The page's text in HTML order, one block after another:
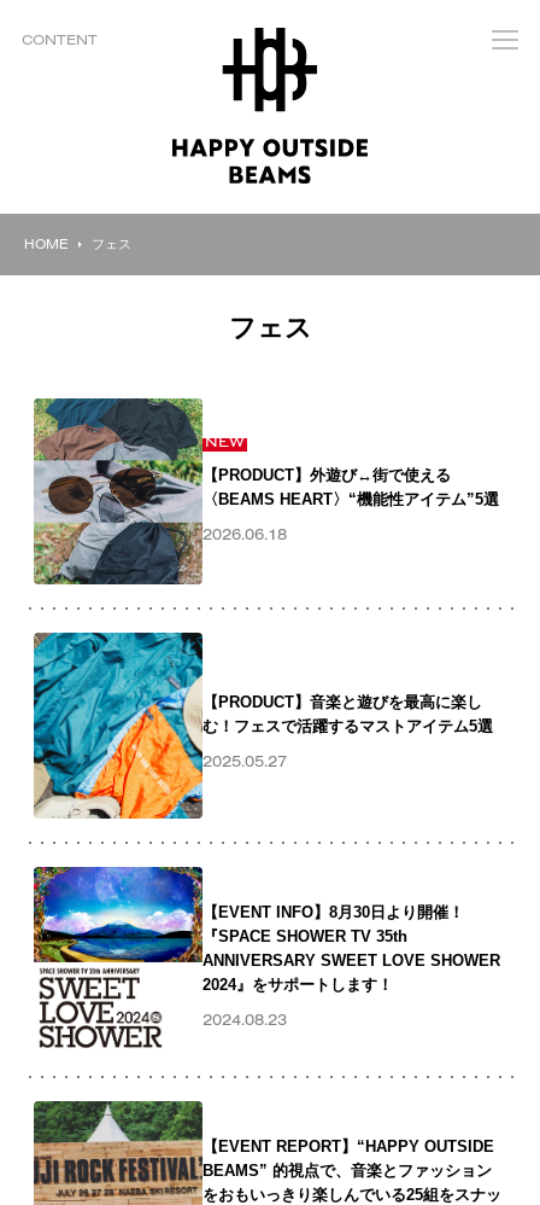
CONTENT
HOME フェス
フェス
NEW
【PRODUCT】外遊び↔︎街で使える
〈BEAMS HEART〉“機能性アイテム”5選
2026.06.18
【PRODUCT】音楽と遊びを最高に楽し
む！フェスで活躍するマストアイテム5選
2025.05.27
【EVENT INFO】8月30日より開催！
『SPACE SHOWER TV 35th
ANNIVERSARY SWEET LOVE SHOWER
2024』をサポートします！
2024.08.23
【EVENT REPORT】“HAPPY OUTSIDE
BEAMS” 的視点で、音楽とファッション
をおもいっきり楽しんでいる25組をスナッ